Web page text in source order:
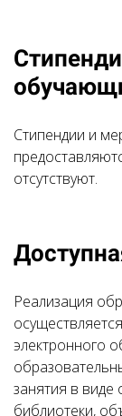
Стипендии и
отсутствуют.
Реализация
электронного
занятия в виде
библиотеки,